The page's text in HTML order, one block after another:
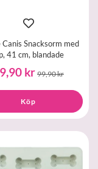
Snacksorm med
41 cm, blandade
kr 99,90 kr
Köp